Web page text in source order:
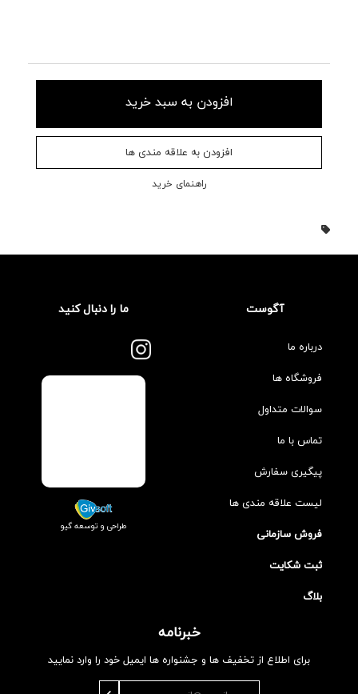
افزودن به سبد خرید
افزودن به علاقه مندی ها
راهنمای خرید
آگوست
درباره ما
فروشگاه ها
سوالات متداول
تماس با ما
پیگیری سفارش
لیست علاقه مندی ها
فروش سازمانی
ثبت شکایت
بلاگ
ما را دنبال کنید
طراحی و توسعه گیو
خبرنامه
برای اطلاع از تخفیف ها و جشنواره ها ایمیل خود را وارد نمایید